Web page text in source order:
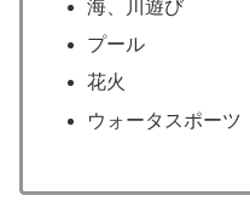
海、川遊び
プール
花火
ウォータスポー